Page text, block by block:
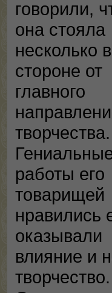
говорили,
она стояла
несколько в
стороне от
главного
творчества.
работы его
товарищей
нравились
оказывали
влияние и
творчество.